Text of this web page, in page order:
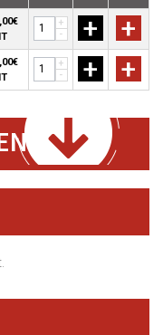
+
-
+ +
+
-
+ +